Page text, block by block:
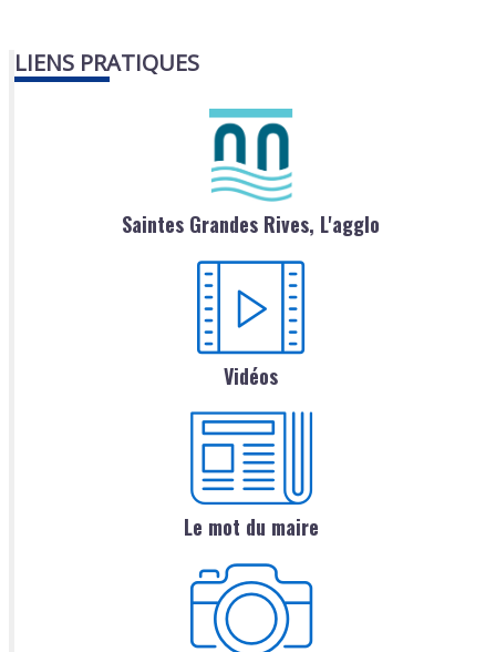
LIENS PRATIQUES
Saintes Grandes Rives, L'agglo
Vidéos
Le mot du maire